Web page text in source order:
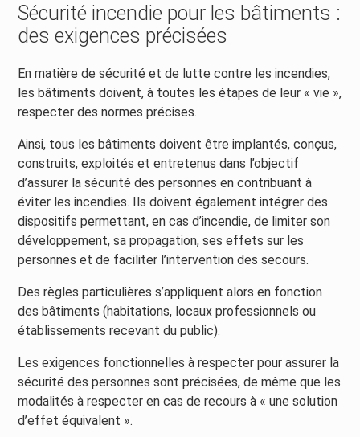
Sécurité incendie pour les bâtiments :
des exigences précisées
En matière de sécurité et de lutte contre les incendies,
les bâtiments doivent, à toutes les étapes de leur « vie »,
respecter des normes précises.
Ainsi, tous les bâtiments doivent être implantés, conçus,
construits, exploités et entretenus dans l’objectif
d’assurer la sécurité des personnes en contribuant à
éviter les incendies. Ils doivent également intégrer des
dispositifs permettant, en cas d’incendie, de limiter son
développement, sa propagation, ses effets sur les
personnes et de faciliter l’intervention des secours.
Des règles particulières s’appliquent alors en fonction
des bâtiments (habitations, locaux professionnels ou
établissements recevant du public).
Les exigences fonctionnelles à respecter pour assurer la
sécurité des personnes sont précisées, de même que les
modalités à respecter en cas de recours à « une solution
d’effet équivalent ».